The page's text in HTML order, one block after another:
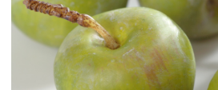
Прайс-листы и каталоги